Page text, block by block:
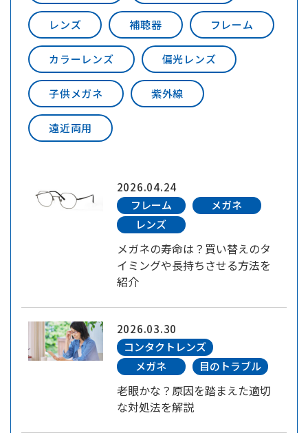
レンズ 補聴器 フレーム
カラーレンズ 偏光レンズ
子供メガネ 紫外線
遠近両用
2026.04.24
フレーム
メガネ
レンズ
メガネの寿命は？買い替えのタ
イミングや長持ちさせる方法を
紹介
2026.03.30
コンタクトレンズ
メガネ
目のトラブル
老眼かな？原因を踏まえた適切
な対処法を解説